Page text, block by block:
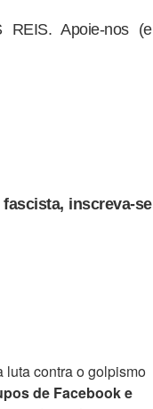
REIS. Apoie-nos (e
inscreva-se
luta contra o golpismo
de Facebook e